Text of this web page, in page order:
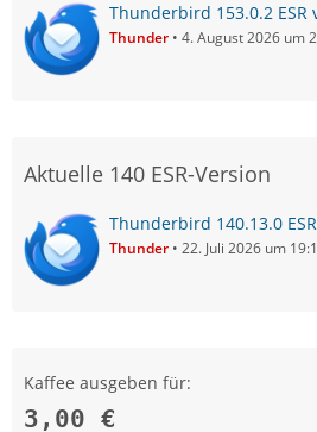
Thunderbird 153.0.2
Thunder 4. August 2026 um
Aktuelle 140 ESR-Version
Thunderbird 140.13.0
Thunder 22. Juli 2026 um
Kaffee ausgeben für:
3,00 €